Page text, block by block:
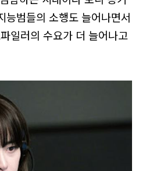
능범들의 소행도 늘어나면서
일러의 수요가 더 늘어나고